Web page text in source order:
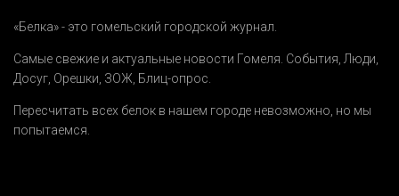
«Белка» - это гомельский городской журнал.
Самые свежие и актуальные новости Гомеля. События Люди
Досуг Орешки ЗОЖ Блиц-опрос
Пересчитать всех белок в нашем городе невозможно, но мы
попытаемся.